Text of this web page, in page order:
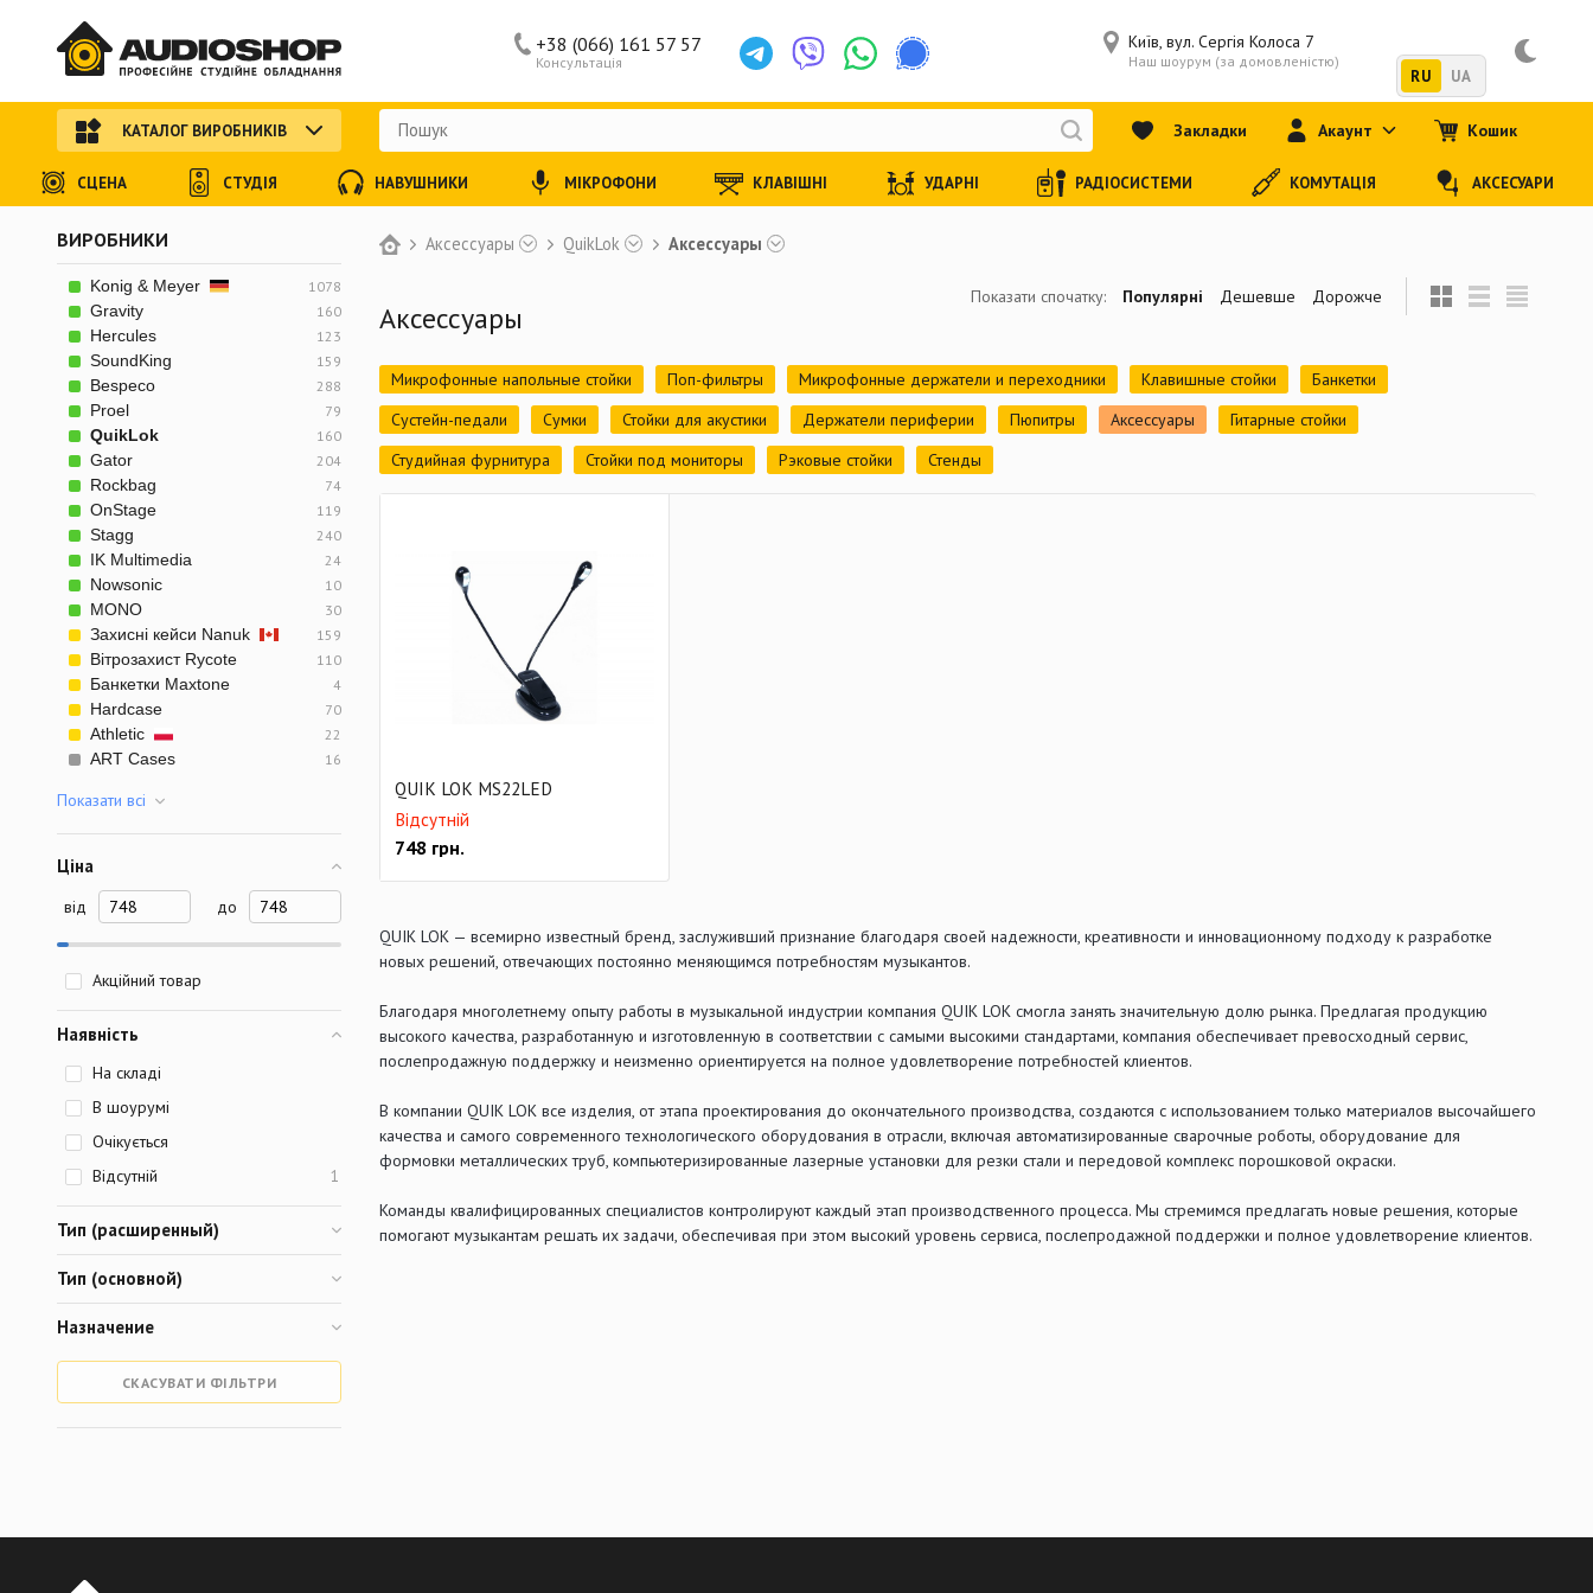
Аксессуары QuikLok Аксессуары
Аксессуары
Микрофонные напольные стойки Поп-фильтры Микрофонные держатели и переходники Клавишные стойки
Банкетки
Сустейн-педали
Сумки Стойки для акустики Держатели периферии Пюпитры Аксессуары
Гитарные стойки
Студийная фурнитура
Стойки под мониторы Рэковые стойки Стенды
QUIK LOK MS22LED
Відсутній
748 грн.
Показати спочатку: Популярні Дешевше Дорожче
QUIK LOK — всемирно известный бренд, заслуживший признание благодаря своей надежности, креативности и инновационному подходу к разработке
новых решений, отвечающих постоянно меняющимся потребностям музыкантов.
Благодаря многолетнему опыту работы в музыкальной индустрии компания QUIK LOK смогла занять значительную долю рынка. Предлагая продукцию
высокого качества, разработанную и изготовленную в соответствии с самыми высокими стандартами, компания обеспечивает превосходный сервис,
послепродажную поддержку и неизменно ориентируется на полное удовлетворение потребностей клиентов.
В компании QUIK LOK все изделия, от этапа проектирования до окончательного производства, создаются с использованием только материалов высочайшего
качества и самого современного технологического оборудования в отрасли, включая автоматизированные сварочные роботы, оборудование для
формовки металлических труб, компьютеризированные лазерные установки для резки стали и передовой комплекс порошковой окраски.
Команды квалифицированных специалистов контролируют каждый этап производственного процесса. Мы стремимся предлагать новые решения, которые
помогают музыкантам решать их задачи, обеспечивая при этом высокий уровень сервиса, послепродажной поддержки и полное удовлетворение клиентов.
ВИРОБНИКИ
Konig & Meyer 1078
Gravity 160
Hercules 123
SoundKing 159
Bespeco 288
Proel 79
QuikLok 160
Gator 204
Rockbag 74
OnStage 119
Stagg 240
IK Multimedia 24
Nowsonic 10
MONO 30
Захисні кейси Nanuk 159
Вітрозахист Rycote 110
Банкетки Maxtone 4
Hardcase 70
Athletic 22
ART Cases 16
Показати всi
Ціна
від до
Акційний товар
Наявність
На складі
В шоурумі
Очікується
Відсутній
1
Тип (расширенный)
Тип (основной)
Назначение
СКАСУВАТИ ФІЛЬТРИ
Консультація
+38 (066) 161 57 57 Київ, вул. Сергія Колоса 7
Наш шоурум (за домовленістю)
RU UA
КАТАЛОГ ВИРОБНИКІВ Закладки Акаунт Кошик
СЦЕНА СТУДІЯ НАВУШНИКИ МІКРОФОНИ КЛАВІШНІ УДАРНІ РАДІОСИСТЕМИ КОМУТАЦІЯ АКСЕСУАРИ